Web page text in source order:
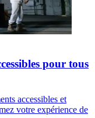
pour tous
accessibles et
votre expérience de